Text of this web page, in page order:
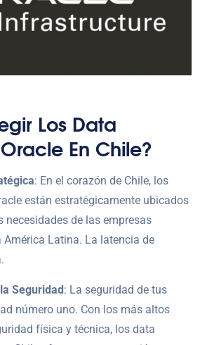
Los Data
En Chile?
: En el corazón de Chile, los
están estratégicamente ubicados
necesidades de las empresas
América Latina. La latencia de
Seguridad : La seguridad de tus
número uno. Con los más altos
física y técnica, los data